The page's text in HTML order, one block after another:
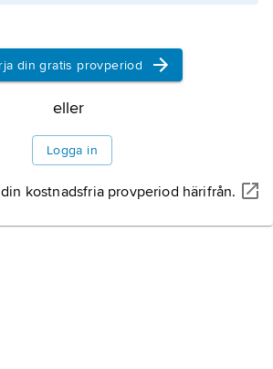
din gratis provperiod
eller
Logga in
kostnadsfria provperiod härifrån.